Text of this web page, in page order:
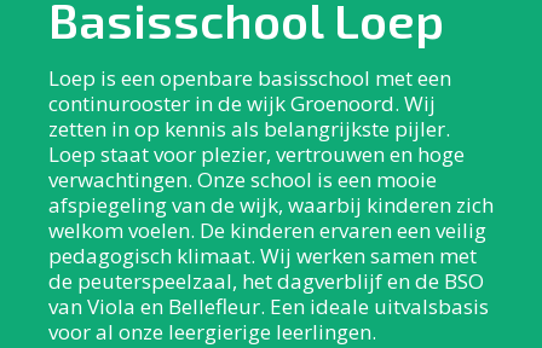
Basisschool Loep
Loep is een openbare basisschool met een
continurooster in de wijk Groenoord. Wij
zetten in op kennis als belangrijkste pijler.
Loep staat voor plezier, vertrouwen en hoge
verwachtingen. Onze school is een mooie
afspiegeling van de wijk, waarbij kinderen zich
welkom voelen. De kinderen ervaren een veilig
pedagogisch klimaat. Wij werken samen met
de peuterspeelzaal, het dagverblijf en de BSO
van Viola en Bellefleur. Een ideale uitvalsbasis
voor al onze leergierige leerlingen.